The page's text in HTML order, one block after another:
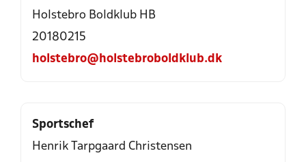
Holstebro Boldklub HB
20180215
holstebro@holstebroboldklub.dk
Sportschef
Henrik Tarpgaard Christensen